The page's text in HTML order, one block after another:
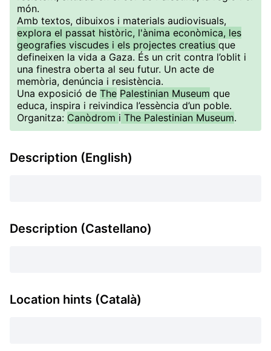
món.
Amb textos, dibuixos i materials audiovisuals,
explora el passat històric, l'ànima econòmica, les
geografies viscudes i els projectes creatius que
defineixen la vida a Gaza. És un crit contra l’oblit i
una finestra oberta al seu futur. Un acte de
memòria, denúncia i resistència.
Una exposició de The Palestinian Museum que
educa, inspira i reivindica l’essència d’un poble.
Organitza: Canòdrom i The Palestinian Museum.
Description (English)
Description (Castellano)
Location hints (Català)